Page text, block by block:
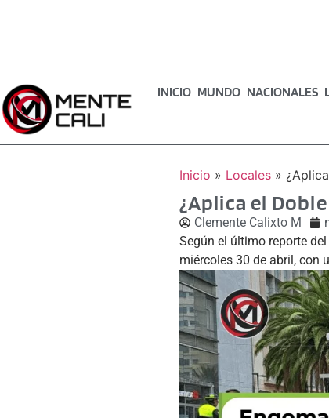
INICIO MUNDO NACIONALES
Inicio » Locales»
¿Aplica el
Clemente Calixto M
Según el último reporte
miércoles 30 de abril, con